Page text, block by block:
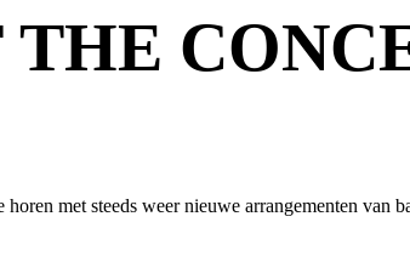
met steeds weer nieuwe arrangementen van